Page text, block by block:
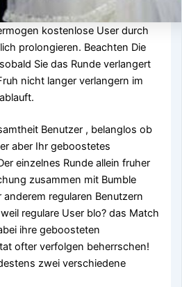
kostenlose User durch
prolongieren. Beachten Die
Sie das Runde verlangert
nicht langer verlangern im
Benutzer , belanglos ob
aber Ihr geboostetes
einzelnes Runde allein fruher
zusammen mit Bumble
regularen Benutzern
regulare User blo? das Match
ihre geboosteten
ofter verfolgen beherrschen!
zwei verschiedene